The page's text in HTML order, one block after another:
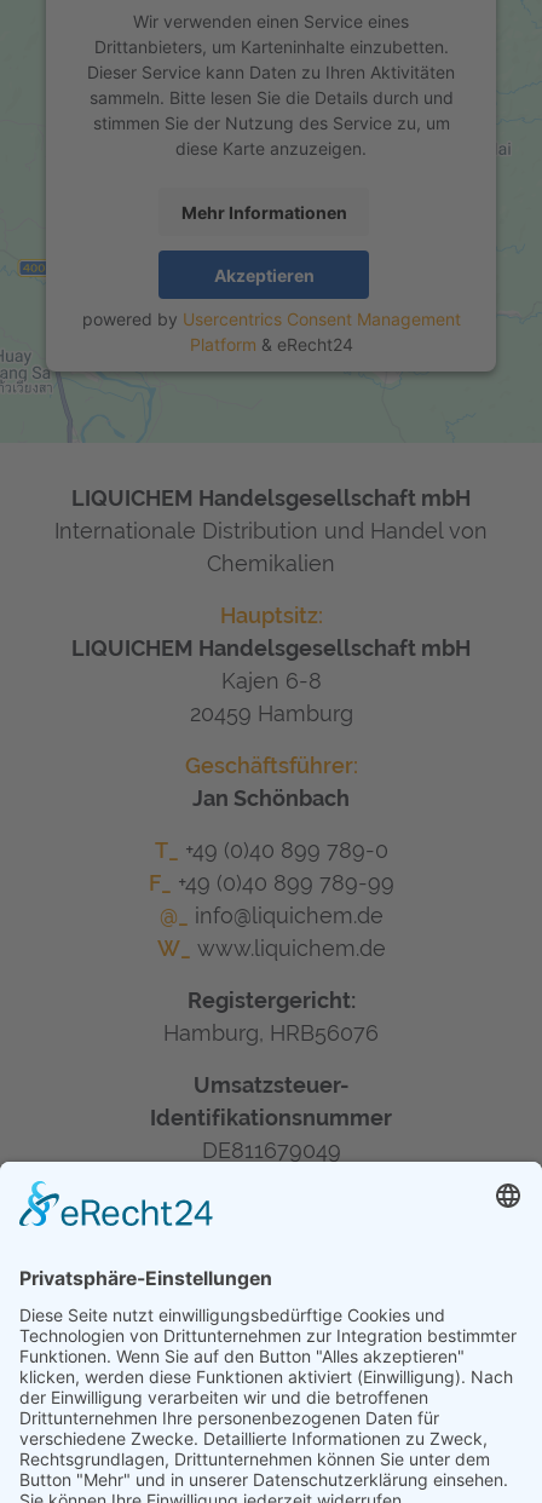
Wir verwenden einen Service eines
Drittanbieters, um Karteninhalte einzubetten.
Dieser Service kann Daten zu Ihren Aktivitäten
sammeln. Bitte lesen Sie die Details durch und
stimmen Sie der Nutzung des Service zu, um
diese Karte anzuzeigen.
Mehr Informationen
Akzeptieren
powered by Usercentrics Consent Management
Platform & eRecht24
LIQUICHEM Handelsgesellschaft mbH
Internationale Distribution und Handel von
Chemikalien
Hauptsitz:
LIQUICHEM Handelsgesellschaft mbH
Kajen 6-8
20459 Hamburg
Geschäftsführer:
Jan Schönbach
T_
+49 (0)40 899 789-0
F_
+49 (0)40 899 789-99
@_
info@liquichem.de
W_
www.liquichem.de
Registergericht:
Hamburg, HRB56076
Umsatzsteuer-
Identifikationsnummer
DE811679049
Inhaltlich Verantwortlicher
Kajen 6-8, 20459 Hamburg